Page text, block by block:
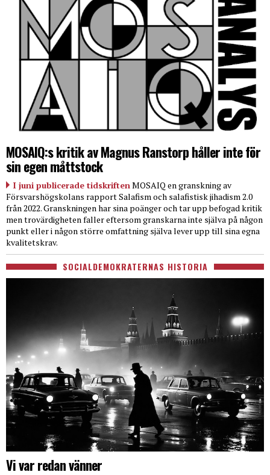
MOSAIQ:s kritik av Magnus Ranstorp håller inte för
sin egen måttstock
I juni publicerade tidskriftenMOSAIQ en granskning av
Försvarshögskolans rapport Salafism och salafistisk jihadism 2.0
från 2022. Granskningen har sina poänger och tar upp befogad kritik
men trovärdigheten faller eftersom granskarna inte själva på någon
punkt eller i någon större omfattning själva lever upp till sina egna
kvalitetskrav.
SOCIALDEMOKRATERNAS HISTORIA
Vi var redan vänner